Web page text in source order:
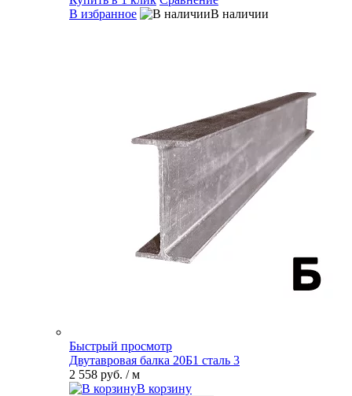
В избранное
В наличии
Быстрый просмотр
Двутавровая балка 20Б1 сталь 3
2 558 руб. / м
В корзину